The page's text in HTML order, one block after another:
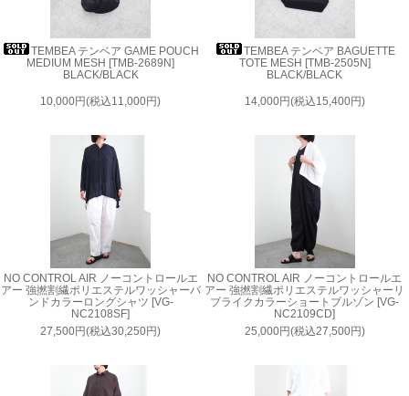
TEMBEA テンベア GAME POUCH
MEDIUM MESH [TMB-2689N]
BLACK/BLACK
10,000円(税込11,000円)
TEMBEA テンベア BAGUETTE
TOTE MESH [TMB-2505N]
BLACK/BLACK
14,000円(税込15,400円)
NO CONTROL AIR ノーコントロールエ
アー 強撚割繊ポリエステルワッシャーバ
ンドカラーロングシャツ [VG-
NC2108SF]
27,500円(税込30,250円)
NO CONTROL AIR ノーコントロールエ
アー 強撚割繊ポリエステルワッシャーリ
ブライクカラーショートブルゾン [VG-
NC2109CD]
25,000円(税込27,500円)